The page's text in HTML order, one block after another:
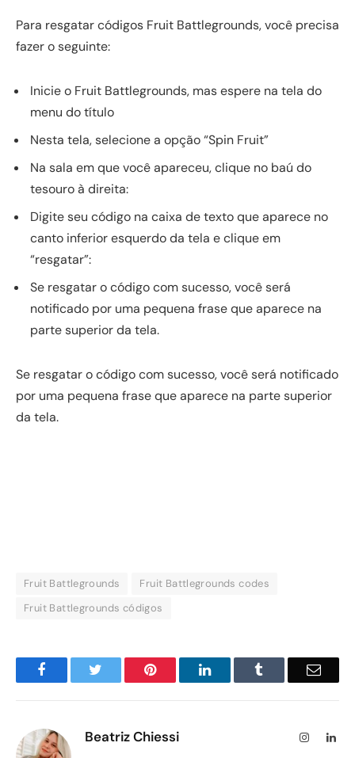
Para resgatar códigos Fruit Battlegrounds, você precisa
fazer o seguinte:
Inicie o Fruit Battlegrounds, mas espere na tela do
menu do título
Nesta tela, selecione a opção “Spin Fruit”
Na sala em que você apareceu, clique no baú do
tesouro à direita:
Digite seu código na caixa de texto que aparece no
canto inferior esquerdo da tela e clique em
“resgatar”:
Se resgatar o código com sucesso, você será
notificado por uma pequena frase que aparece na
parte superior da tela.
Se resgatar o código com sucesso, você será notificado
por uma pequena frase que aparece na parte superior
da tela.
Fruit Battlegrounds
Fruit Battlegrounds codes
Fruit Battlegrounds códigos
Facebook Pinterest LinkedIn Email
Beatriz Chiessi Instagram